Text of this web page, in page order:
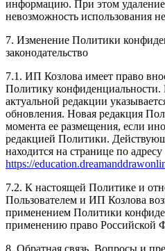
информацию. При этом удаление
невозможность использования
7. Изменение Политики
законодательство
7.1. ИП Козлова имеет право
Политику
актуальной редакции
обновления. Новая редакция
момента ее размещения, если
редакцией Политики.
находится на странице по адресу
https://
7.2. К настоящей Политике и
Пользователем и ИП Козлова
применением Политики
применению право Российской
8. Обратная связь. Вопросы и